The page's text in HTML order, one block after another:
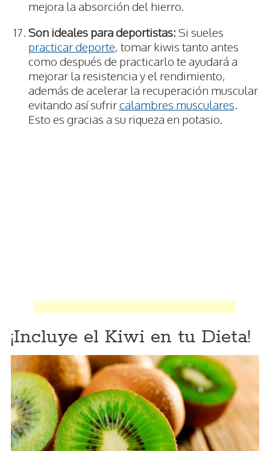
mejora la absorción del hierro.
Son ideales para deportistas: Si sueles
practicar deporte, tomar kiwis tanto antes
como después de practicarlo te ayudará a
mejorar la resistencia y el rendimiento,
además de acelerar la recuperación muscular
evitando así sufrircalambres musculares.
Esto es gracias a su riqueza en potasio.
¡Incluye el Kiwi en tu Dieta!